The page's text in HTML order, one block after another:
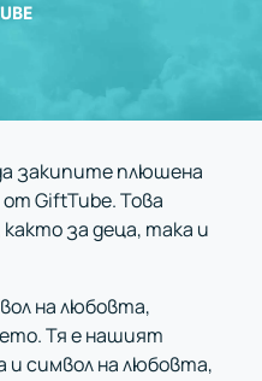
закипите плюшена
GiftTube. Това
за деца, така и
на любовта,
Тя е нашият
и символ на любовта,